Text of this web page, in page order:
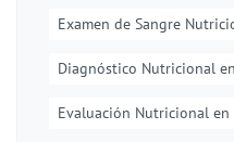
Examen de Sangre
Diagnóstico Nutricional
Evaluación Nutricional en